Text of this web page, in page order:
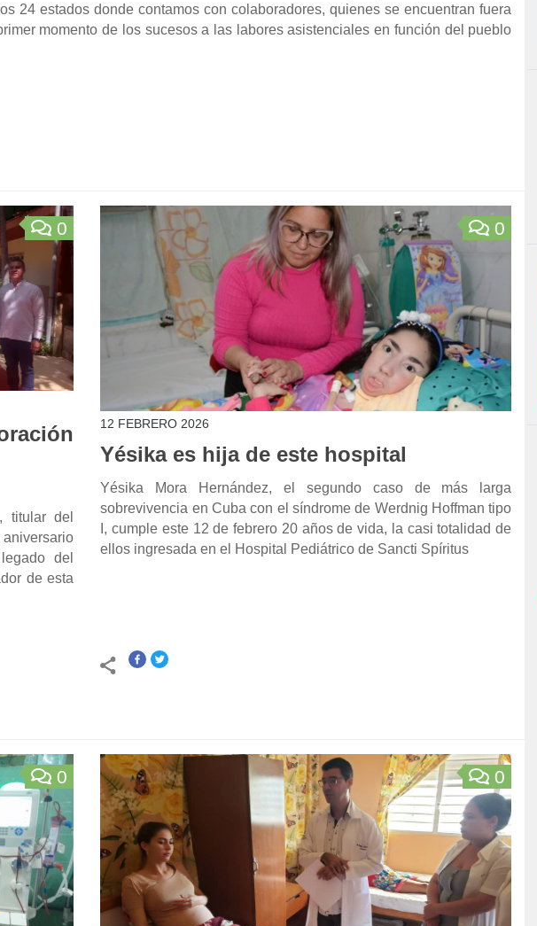
24 estados donde contamos con colaboradores, quienes se encuentran fuera
momento de los sucesos a las labores asistenciales en función del pueblo
0
titular del
aniversario
del
de esta
0
12 FEBRERO 2026
Yésika es hija de este hospital
Yésika Mora Hernández, el segundo caso de más larga
sobrevivencia en Cuba con el síndrome de Werdnig Hoffman tipo
I, cumple este 12 de febrero 20 años de vida, la casi totalidad de
ellos ingresada en el Hospital Pediátrico de Sancti Spíritus
0 0